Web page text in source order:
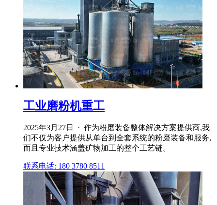
工业磨粉机重工
2025年3月27日 · 作为粉磨装备整体解决方案提供商,我
们不仅为客户提供从单台到全套系统的粉磨装备和服务,
而且专业技术涵盖矿物加工的整个工艺链。
联系电话: 180 3780 8511